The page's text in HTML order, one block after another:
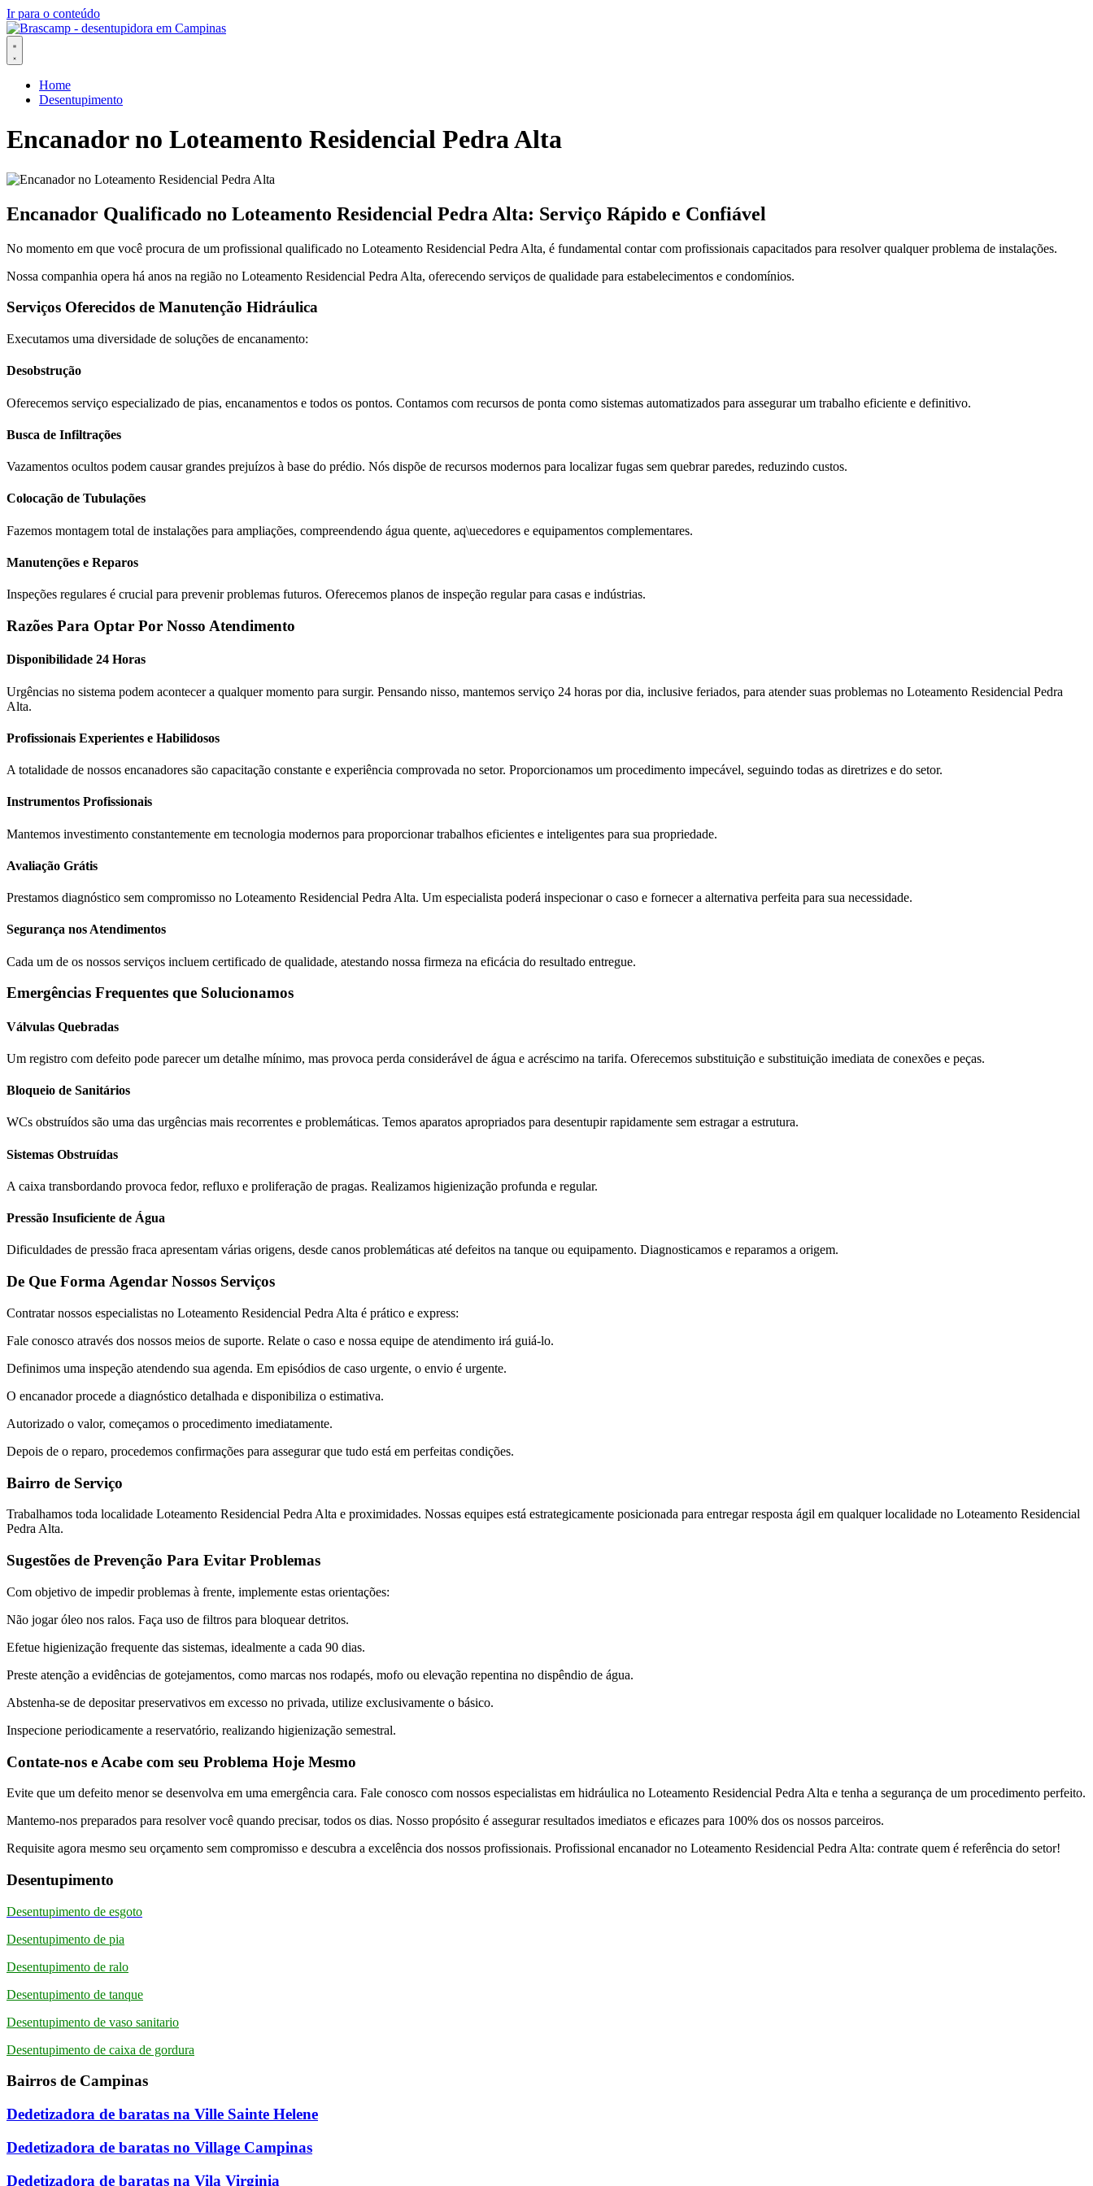
Ir para o conteúdo
Home
Desentupimento
Encanador no Loteamento Residencial Pedra Alta
Encanador Qualificado no Loteamento Residencial Pedra Alta: Serviço Rápido e Confiável
No momento em que você procura de um profissional qualificado no Loteamento Residencial Pedra Alta, é fundamental contar com profissionais capacitados para resolver qualquer problema de instalações.
Nossa companhia opera há anos na região no Loteamento Residencial Pedra Alta, oferecendo serviços de qualidade para estabelecimentos e condomínios.
Serviços Oferecidos de Manutenção Hidráulica
Executamos uma diversidade de soluções de encanamento:
Desobstrução
Oferecemos serviço especializado de pias, encanamentos e todos os pontos. Contamos com recursos de ponta como sistemas automatizados para assegurar um trabalho eficiente e definitivo.
Busca de Infiltrações
Vazamentos ocultos podem causar grandes prejuízos à base do prédio. Nós dispõe de recursos modernos para localizar fugas sem quebrar paredes, reduzindo custos.
Colocação de Tubulações
Fazemos montagem total de instalações para ampliações, compreendendo água quente, aq\uecedores e equipamentos complementares.
Manutenções e Reparos
Inspeções regulares é crucial para prevenir problemas futuros. Oferecemos planos de inspeção regular para casas e indústrias.
Razões Para Optar Por Nosso Atendimento
Disponibilidade 24 Horas
Urgências no sistema podem acontecer a qualquer momento para surgir. Pensando nisso, mantemos serviço 24 horas por dia, inclusive feriados, para atender suas problemas no Loteamento Residencial Pedra
Alta.
Profissionais Experientes e Habilidosos
A totalidade de nossos encanadores são capacitação constante e experiência comprovada no setor. Proporcionamos um procedimento impecável, seguindo todas as diretrizes e do setor.
Instrumentos Profissionais
Mantemos investimento constantemente em tecnologia modernos para proporcionar trabalhos eficientes e inteligentes para sua propriedade.
Avaliação Grátis
Prestamos diagnóstico sem compromisso no Loteamento Residencial Pedra Alta. Um especialista poderá inspecionar o caso e fornecer a alternativa perfeita para sua necessidade.
Segurança nos Atendimentos
Cada um de os nossos serviços incluem certificado de qualidade, atestando nossa firmeza na eficácia do resultado entregue.
Emergências Frequentes que Solucionamos
Válvulas Quebradas
Um registro com defeito pode parecer um detalhe mínimo, mas provoca perda considerável de água e acréscimo na tarifa. Oferecemos substituição e substituição imediata de conexões e peças.
Bloqueio de Sanitários
WCs obstruídos são uma das urgências mais recorrentes e problemáticas. Temos aparatos apropriados para desentupir rapidamente sem estragar a estrutura.
Sistemas Obstruídas
A caixa transbordando provoca fedor, refluxo e proliferação de pragas. Realizamos higienização profunda e regular.
Pressão Insuficiente de Água
Dificuldades de pressão fraca apresentam várias origens, desde canos problemáticas até defeitos na tanque ou equipamento. Diagnosticamos e reparamos a origem.
De Que Forma Agendar Nossos Serviços
Contratar nossos especialistas no Loteamento Residencial Pedra Alta é prático e express:
Fale conosco através dos nossos meios de suporte. Relate o caso e nossa equipe de atendimento irá guiá-lo.
Definimos uma inspeção atendendo sua agenda. Em episódios de caso urgente, o envio é urgente.
O encanador procede a diagnóstico detalhada e disponibiliza o estimativa.
Autorizado o valor, começamos o procedimento imediatamente.
Depois de o reparo, procedemos confirmações para assegurar que tudo está em perfeitas condições.
Bairro de Serviço
Trabalhamos toda localidade Loteamento Residencial Pedra Alta e proximidades. Nossas equipes está estrategicamente posicionada para entregar resposta ágil em qualquer localidade no Loteamento Residencial
Pedra Alta.
Sugestões de Prevenção Para Evitar Problemas
Com objetivo de impedir problemas à frente, implemente estas orientações:
Não jogar óleo nos ralos. Faça uso de filtros para bloquear detritos.
Efetue higienização frequente das sistemas, idealmente a cada 90 dias.
Preste atenção a evidências de gotejamentos, como marcas nos rodapés, mofo ou elevação repentina no dispêndio de água.
Abstenha-se de depositar preservativos em excesso no privada, utilize exclusivamente o básico.
Inspecione periodicamente a reservatório, realizando higienização semestral.
Contate-nos e Acabe com seu Problema Hoje Mesmo
Evite que um defeito menor se desenvolva em uma emergência cara. Fale conosco com nossos especialistas em hidráulica no Loteamento Residencial Pedra Alta e tenha a segurança de um procedimento perfeito.
Mantemo-nos preparados para resolver você quando precisar, todos os dias. Nosso propósito é assegurar resultados imediatos e eficazes para 100% dos os nossos parceiros.
Requisite agora mesmo seu orçamento sem compromisso e descubra a excelência dos nossos profissionais. Profissional encanador no Loteamento Residencial Pedra Alta: contrate quem é referência do setor!
Desentupimento
Desentupimento de esgoto
Desentupimento de pia
Desentupimento de ralo
Desentupimento de tanque
Desentupimento de vaso sanitario
Desentupimento de caixa de gordura
Bairros de Campinas
Dedetizadora de baratas na Ville Sainte Helene
Dedetizadora de baratas no Village Campinas
Dedetizadora de baratas na Vila Virginia